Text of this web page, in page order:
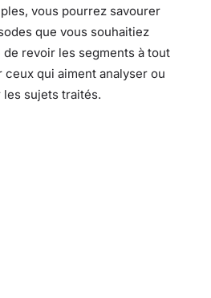
vous pourrez savourer
que vous souhaitiez
revoir les segments à tout
qui aiment analyser ou
sujets traités.